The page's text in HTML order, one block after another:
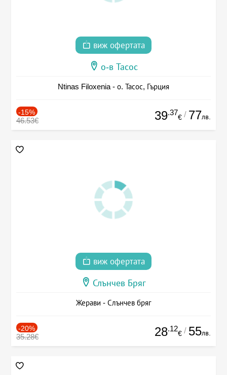
виж офертата
о-в Тасос
Ntinas Filoxenia - о. Тасос, Гърция
-15%
46.53€ 39.37
€ / 77лв.
виж офертата
Слънчев Бряг
Жерави - Слънчев бряг
-20%
35.28€ 28.12
€ / 55лв.